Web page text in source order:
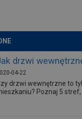
drzwi
04-22
drzwi wewnętrzne to
Poznaj 5